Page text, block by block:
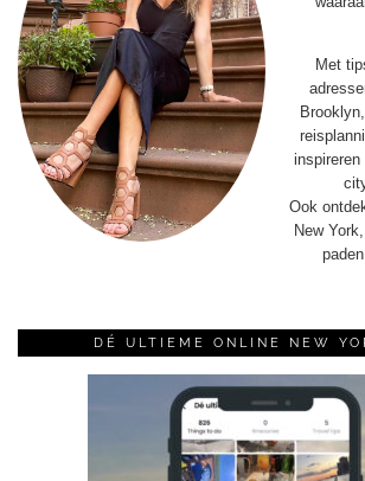
Met
Ook
New
DÉ ULTIEME ONLINE NEW